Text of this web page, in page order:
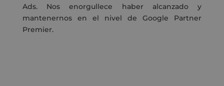
Ads. Nos enorgullece haber alcanzado y
mantenernos en el nivel de Google Partner
Premier.